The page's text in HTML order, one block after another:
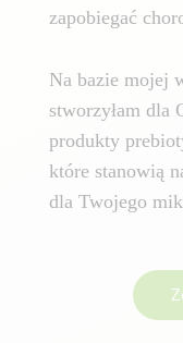
zapobiegać
Na bazie mojej
stworzyłam dla
produkty
które stanowią
dla Twojego